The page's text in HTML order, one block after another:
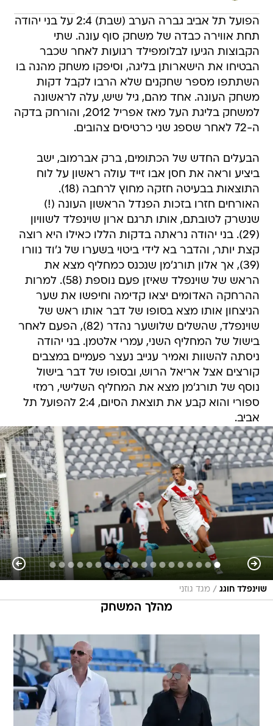
הפועל תל אביב גברה הערב (שבת) 2:4 על בני יהודה
תחת אווירה כבדה של משחק סוף עונה. שתי
הקבוצות הגיעו לבלומפילד רגועות לאחר שכבר
הבטיחו את הישארותן בליגה, וסיפקו משחק מהנה בו
השתתפו מספר שחקנים שלא הרבו לקבל דקות
משחק העונה. אחד מהם, גיל שיש, עלה לראשונה
למשחק בליגת העל מאז אפריל 2012, והורחק בדקה
ה-72 לאחר שספג שני כרטיסים צהובים.
הבעלים החדש של הכתומים, ברק אברמוב, ישב
ביציע וראה את חסן אבו זייד עולה ראשון על לוח
התוצאות בבעיטה חזקה מחוץ לרחבה (18).
האורחים חזרו בזכות הפנדל הראשון העונה (!)
שנשרק לטובתם, אותו תרגם ארון שוינפלד לשוויון
(29). בני יהודה נראתה בדקות הללו כאילו היא רוצה
קצת יותר, והדבר בא לידי ביטוי בשערו של ג'וד נוורו
(39), אך אלון תורג'מן שנכנס כמחליף מצא את
הראש של שוינפלד שאיזן פעם נוספת (58). למרות
ההרחקה האדומים יצאו קדימה וחיפשו את שער
הניצחון אותו מצא בסופו של דבר אותו ראש של
שוינפלד, שהשלים שלושער נהדר (82), הפעם לאחר
בישול של המחליף השני, עמרי אלטמן. בני יהודה
ניסתה להשוות ואמיר עגייב נעצר פעמיים במצבים
קורצים אצל אריאל הרוש, ובסופו של דבר בישול
נוסף של תורג'מן מצא את המחליף השלישי, רמזי
ספורי והוא קבע את תוצאת הסיום, 2:4 להפועל תל
אביב.
שוינפלד חוגג / מגד גוזני
מהלך המשחק